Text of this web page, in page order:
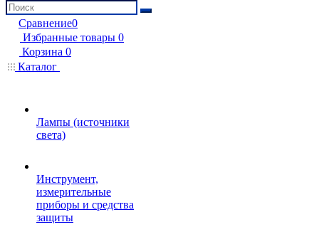
Сравнение0
Избранные товары 0
Корзина 0
Каталог
Лампы (источники
света)
Инструмент,
измерительные
приборы и средства
защиты